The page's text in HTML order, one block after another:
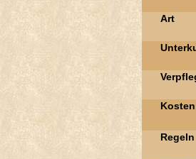
Art
Kosten
Regeln